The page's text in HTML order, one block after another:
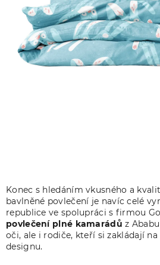
Konec s hledáním vkusného a
bavlněné povlečení je navíc celé
republice ve spolupráci s firmou
povlečení plné kamarádů z
oči, ale i rodiče, kteří si zakládají
designu.